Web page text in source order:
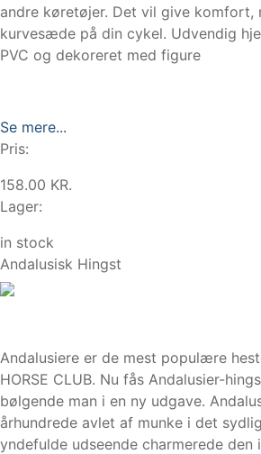
andre køretøjer. Det vil give komfort,
kurvesæde på din cykel. Udvendig
PVC og dekoreret med figure
Se mere...
Pris:
158.00 KR.
Lager:
in stock
Andalusisk Hingst
Andalusiere er de mest populære
HORSE CLUB. Nu fås Andalusier-
bølgende man i en ny udgave.
århundrede avlet af munke i det
yndefulde udseende charmerede den